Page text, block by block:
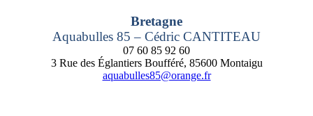
Bretagne
Aquabulles 85 – Cédric CANTITEAU
07 60 85 92 60
3 Rue des Églantiers Boufféré, 85600 Montaigu
aquabulles85@orange.fr